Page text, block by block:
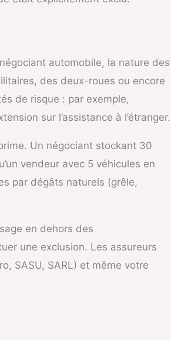
automobile, la nature des
des deux-roues ou encore
de risque : par exemple,
sur l’assistance à l’étranger.
Un négociant stockant 30
vendeur avec 5 véhicules en
par dégâts naturels (grêle,
en dehors des
une exclusion. Les assureurs
SASU, SARL) et même votre